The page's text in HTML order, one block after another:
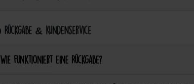
Rückgabe & Kundenservice
Wie funktioniert eine Rückgabe?